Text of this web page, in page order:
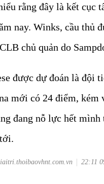
rằng đây là kết cục
nay. Winks, cầu thủ
chủ quản do
được dự đoán là đội
mới có 24 điểm,
đang nỗ lực hết
22:11